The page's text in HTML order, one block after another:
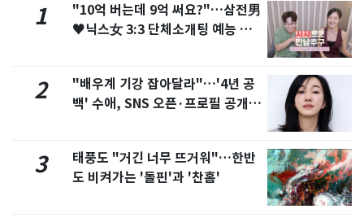
1
"10억 버는데 9억 써요?"…삼전男
♥닉스女 3:3 단체소개팅 예능 화
2
"배우계 기강 잡아달라"…'4년 공
백' 수애, SNS 오픈·프로필 공개
3
태풍도 "거긴 너무 뜨거워"…한반
도 비켜가는 '돌핀'과 '찬홈'